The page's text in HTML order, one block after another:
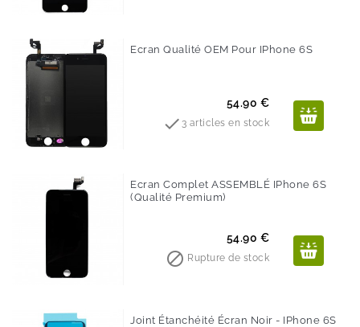
Ecran Qualité OEM Pour IPhone 6S
Prix
54.90 €
 3 articles en stock
Ecran Complet ASSEMBLÉ IPhone 6S
(Qualité Premium)
Prix
54.90 €
 Rupture de stock
Joint Étanchéité Écran Noir - IPhone 6S